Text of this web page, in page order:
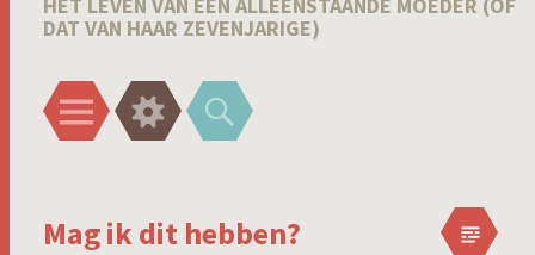
HET LEVEN VAN EEN ALLEENSTAANDE MOEDER (OF
DAT VAN HAAR ZEVENJARIGE)
Menu Widgets Zoeken
Mag ik dit hebben?